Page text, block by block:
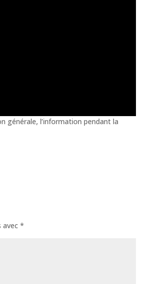
générale, l’information pendant la
avec*